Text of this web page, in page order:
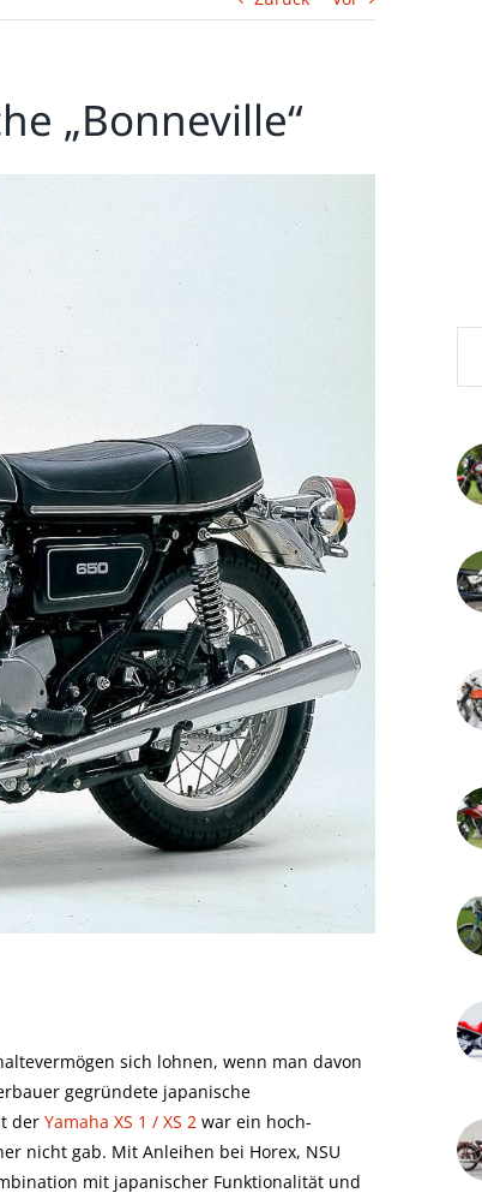
„Bonneville“
sich lohnen, wenn man davon
gegründete japanische
der Yamaha XS 1 / XS 2 war ein hoch-
nicht gab. Mit Anleihen bei Horex, NSU
mit japanischer Funktionalität und